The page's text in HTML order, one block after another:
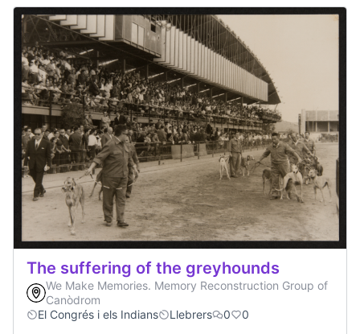
The suffering of the greyhounds
We Make Memories. Memory Reconstruction Group of
Canòdrom
El Congrés i els Indians
Llebrers 0 0